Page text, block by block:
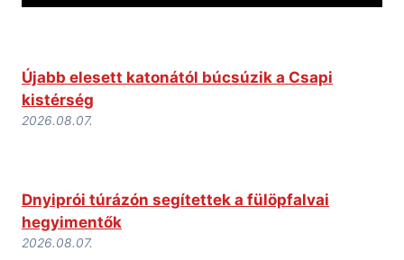
Újabb elesett katonától búcsúzik a Csapi
kistérség
2026.08.07.
Dnyiprói túrázón segítettek a fülöpfalvai
hegyimentők
2026.08.07.